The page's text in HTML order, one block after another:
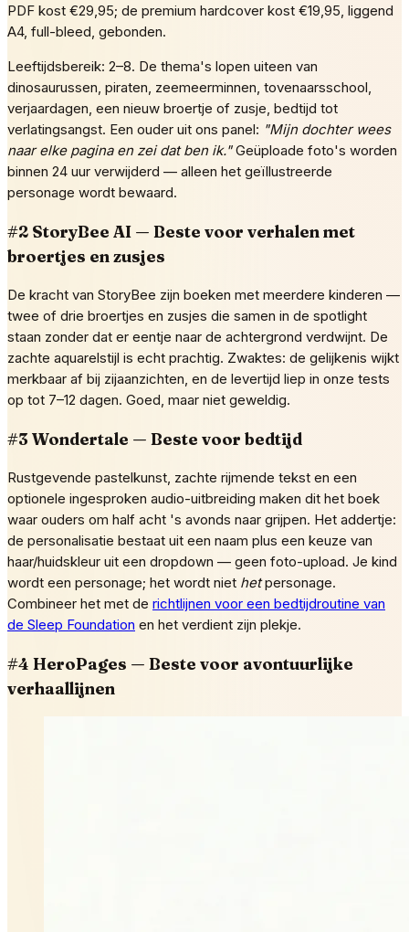
PDF kost €29,95; de premium hardcover kost €19,95, liggend
A4, full-bleed, gebonden.
Leeftijdsbereik: 2–8. De thema's lopen uiteen van
dinosaurussen, piraten, zeemeerminnen, tovenaarsschool,
verjaardagen, een nieuw broertje of zusje, bedtijd tot
verlatingsangst. Een ouder uit ons panel: "Mijn dochter wees
naar elke pagina en zei dat ben ik."Geüploade foto's worden
binnen 24 uur verwijderd — alleen het geïllustreerde
personage wordt bewaard.
#2 StoryBee AI — Beste voor verhalen met
broertjes en zusjes
De kracht van StoryBee zijn boeken met meerdere kinderen —
twee of drie broertjes en zusjes die samen in de spotlight
staan zonder dat er eentje naar de achtergrond verdwijnt. De
zachte aquarelstijl is echt prachtig. Zwaktes: de gelijkenis wijkt
merkbaar af bij zijaanzichten, en de levertijd liep in onze tests
op tot 7–12 dagen. Goed, maar niet geweldig.
#3 Wondertale — Beste voor bedtijd
Rustgevende pastelkunst, zachte rijmende tekst en een
optionele ingesproken audio-uitbreiding maken dit het boek
waar ouders om half acht 's avonds naar grijpen. Het addertje:
de personalisatie bestaat uit een naam plus een keuze van
haar/huidskleur uit een dropdown — geen foto-upload. Je kind
wordt een personage; het wordt niet hetpersonage.
Combineer het met de richtlijnen voor een bedtijdroutine van
de Sleep Foundation en het verdient zijn plekje.
#4 HeroPages — Beste voor avontuurlijke
verhaallijnen